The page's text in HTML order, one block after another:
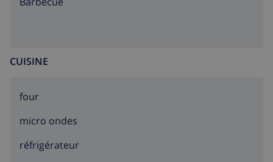
CUISINE
four
micro ondes
réfrigérateur